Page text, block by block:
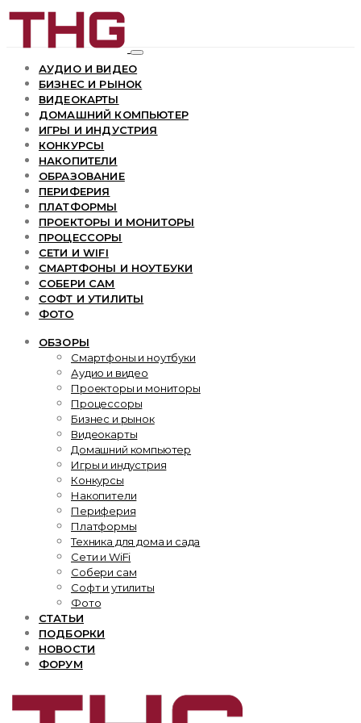
АУДИО И ВИДЕО
БИЗНЕС И РЫНОК
ВИДЕОКАРТЫ
ДОМАШНИЙ КОМПЬЮТЕР
ИГРЫ И ИНДУСТРИЯ
КОНКУРСЫ
НАКОПИТЕЛИ
ОБРАЗОВАНИЕ
ПЕРИФЕРИЯ
ПЛАТФОРМЫ
ПРОЕКТОРЫ И МОНИТОРЫ
ПРОЦЕССОРЫ
СЕТИ И WIFI
СМАРТФОНЫ И НОУТБУКИ
СОБЕРИ САМ
СОФТ И УТИЛИТЫ
ФОТО
ОБЗОРЫ
Смартфоны и ноутбуки
Аудио и видео
Проекторы и мониторы
Процессоры
Бизнес и рынок
Видеокарты
Домашний компьютер
Игры и индустрия
Конкурсы
Накопители
Периферия
Платформы
Техника для дома и сада
Сети и WiFi
Собери сам
Софт и утилиты
Фото
СТАТЬИ
ПОДБОРКИ
НОВОСТИ
ФОРУМ